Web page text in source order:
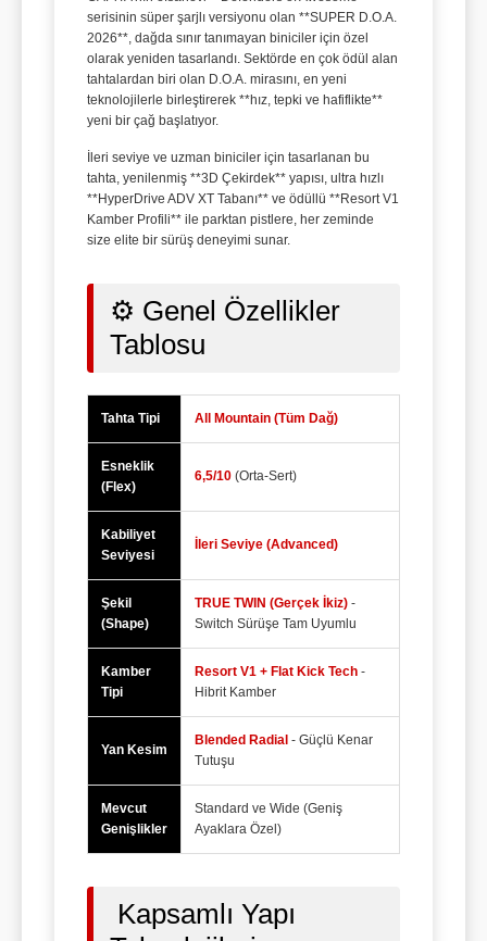
serisinin süper şarjlı versiyonu olan **SUPER D.O.A.
2026**, dağda sınır tanımayan biniciler için özel
olarak yeniden tasarlandı. Sektörde en çok ödül alan
tahtalardan biri olan D.O.A. mirasını, en yeni
teknolojilerle birleştirerek **hız, tepki ve hafiflikte**
yeni bir çağ başlatıyor.
İleri seviye ve uzman biniciler için tasarlanan bu
tahta, yenilenmiş **3D Çekirdek** yapısı, ultra hızlı
**HyperDrive ADV XT Tabanı** ve ödüllü **Resort V1
Kamber Profili** ile parktan pistlere, her zeminde
size elite bir sürüş deneyimi sunar.
⚙️ Genel Özellikler
Tablosu
Tahta Tipi All Mountain (Tüm Dağ)
Esneklik
(Flex)
6,5/10 (Orta-Sert)
Kabiliyet
Seviyesi
İleri Seviye (Advanced)
Şekil
(Shape)
TRUE TWIN (Gerçek İkiz) -
Switch Sürüşe Tam Uyumlu
Kamber
Tipi
Resort V1 + Flat Kick Tech -
Hibrit Kamber
Yan Kesim
Blended Radial - Güçlü Kenar
Tutuşu
Mevcut
Genişlikler
Standard ve Wide (Geniş
Ayaklara Özel)
Kapsamlı Yapı